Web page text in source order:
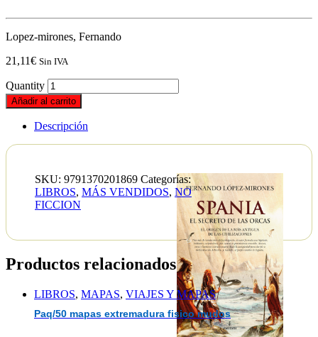
Lopez-mirones, Fernando
21,11€ Sin IVA
Quantity
Añadir al carrito
Descripción
SKU: 9791370201869 Categorías:
LIBROS, MÁS VENDIDOS, NO
FICCION
Productos relacionados
LIBROS, MAPAS, VIAJES Y MAPAS
Paq/50 mapas extremadura fisico mudos